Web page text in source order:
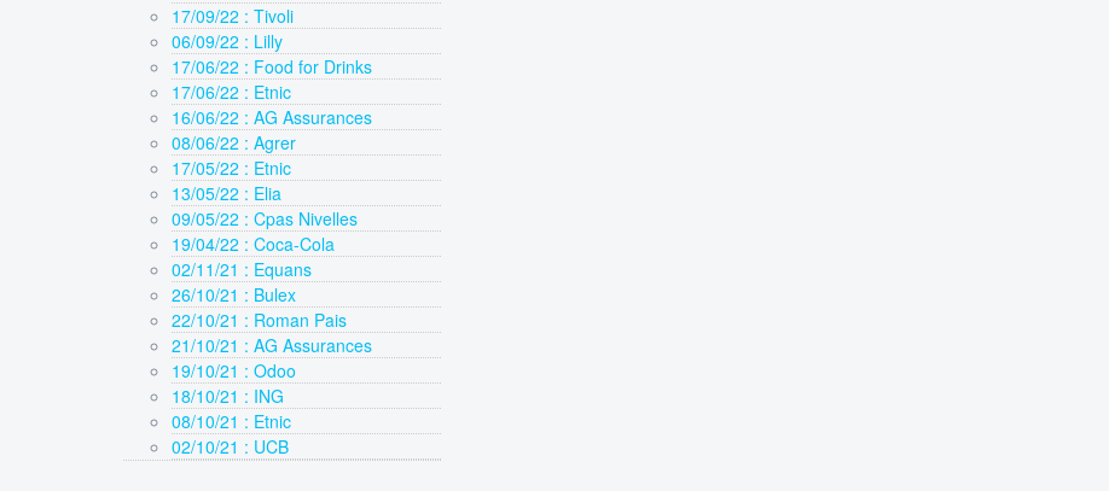
17/09/22 : Tivoli
06/09/22 : Lilly
17/06/22 : Food for Drinks
17/06/22 : Etnic
16/06/22 : AG Assurances
08/06/22 : Agrer
17/05/22 : Etnic
13/05/22 : Elia
09/05/22 : Cpas Nivelles
19/04/22 : Coca-Cola
02/11/21 : Equans
26/10/21 : Bulex
22/10/21 : Roman Pais
21/10/21 : AG Assurances
19/10/21 : Odoo
18/10/21 : ING
08/10/21 : Etnic
02/10/21 : UCB